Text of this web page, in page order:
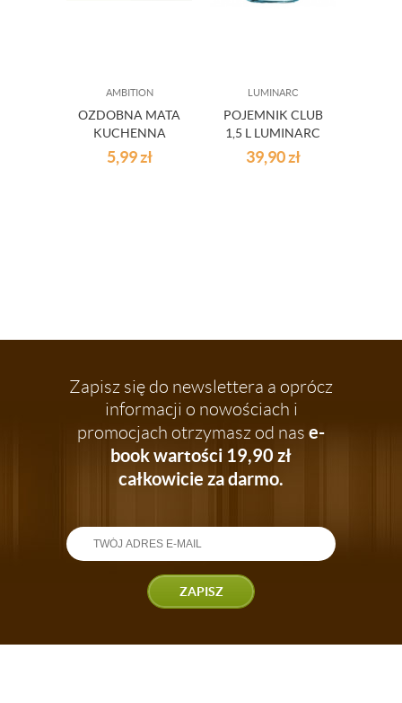
AMBITION
OZDOBNA MATA
KUCHENNA
VELVET 30X45
ZIELONA
5,99zł
LUMINARC
POJEMNIK CLUB
1,5 L LUMINARC
NISKI
39,90zł
Zapisz się do newslettera a oprócz
informacji o nowościach i
promocjach otrzymasz od nas e-
book wartości 19,90 zł
całkowicie za darmo.
ZAPISZ